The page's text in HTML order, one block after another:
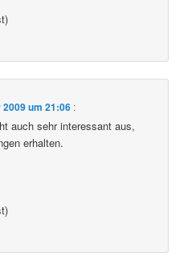
2009 um 21:06 :
auch sehr interessant aus,
erhalten.